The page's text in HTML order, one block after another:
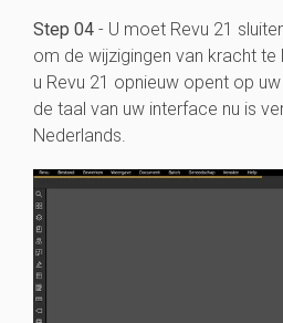
Step 04 - U moet Revu 21
om de wijzigingen van kracht
u Revu 21 opnieuw opent op
de taal van uw interface nu is
Nederlands.